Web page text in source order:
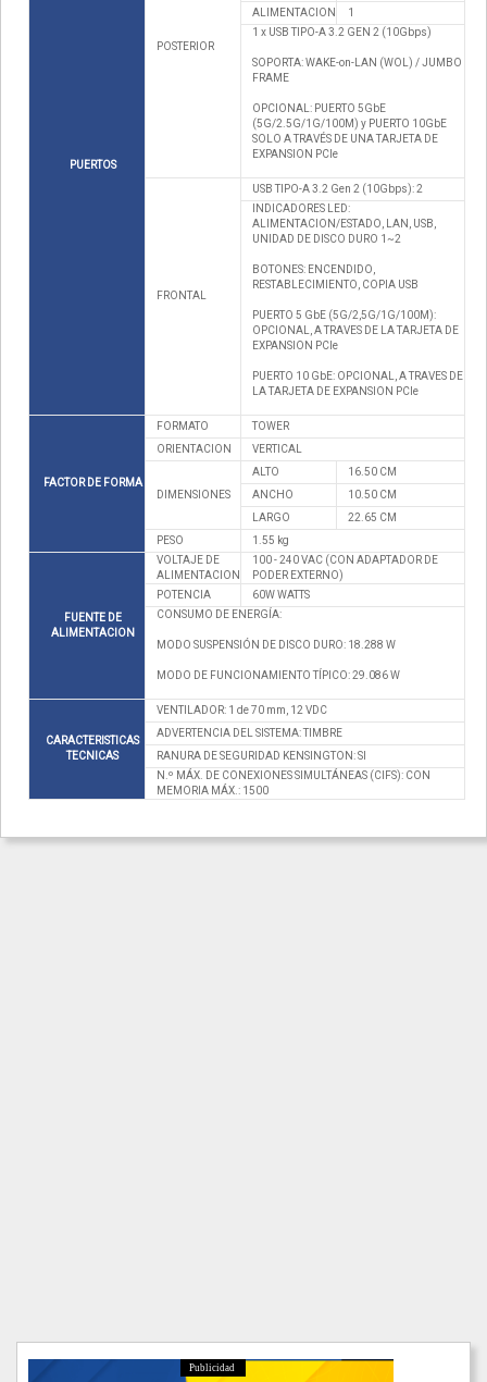
PUERTOS
POSTERIOR
ALIMENTACION
1
1 x USB TIPO-A 3.2 GEN 2 (10Gbps)
SOPORTA: WAKE-on-LAN (WOL) / JUMBO
FRAME
OPCIONAL: PUERTO 5GbE
(5G/2.5G/1G/100M) y PUERTO 10GbE
SOLO A TRAVÉS DE UNA TARJETA DE
EXPANSION PCIe
FRONTAL
USB TIPO-A 3.2 Gen 2 (10Gbps): 2
INDICADORES LED:
ALIMENTACION/ESTADO, LAN, USB,
UNIDAD DE DISCO DURO 1~2
BOTONES: ENCENDIDO,
RESTABLECIMIENTO, COPIA USB
PUERTO 5 GbE (5G/2,5G/1G/100M):
OPCIONAL, A TRAVES DE LA TARJETA DE
EXPANSION PCIe
PUERTO 10 GbE: OPCIONAL, A TRAVES DE
LA TARJETA DE EXPANSION PCIe
FACTOR DE FORMA
FORMATO
TOWER
ORIENTACION
VERTICAL
DIMENSIONES
ALTO
16.50 CM
ANCHO
10.50 CM
LARGO
22.65 CM
PESO
1.55 kg
FUENTE DE
ALIMENTACION
VOLTAJE DE
ALIMENTACION
100 - 240 VAC (CON ADAPTADOR DE
PODER EXTERNO)
POTENCIA
60W WATTS
CONSUMO DE ENERGÍA:
MODO SUSPENSIÓN DE DISCO DURO: 18.288 W
MODO DE FUNCIONAMIENTO TÍPICO: 29.086 W
CARACTERISTICAS
TECNICAS
VENTILADOR: 1 de 70 mm, 12 VDC
ADVERTENCIA DEL SISTEMA: TIMBRE
RANURA DE SEGURIDAD KENSINGTON: SI
N.º MÁX. DE CONEXIONES SIMULTÁNEAS (CIFS): CON
MEMORIA MÁX.: 1500
Publicidad